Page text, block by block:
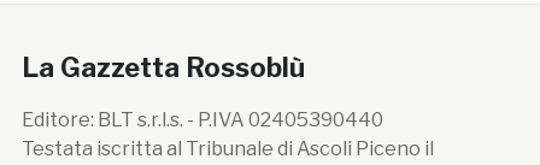
La Gazzetta Rossoblù
Editore: BLT s.r.l.s. - P.IVA 02405390440
Testata iscritta al Tribunale di Ascoli Piceno il